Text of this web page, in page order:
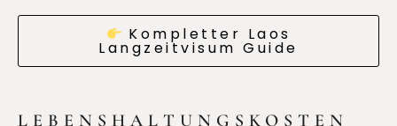
Kompletter Laos
Langzeitvisum Guide
LEBENSHALTUNGSKOSTEN